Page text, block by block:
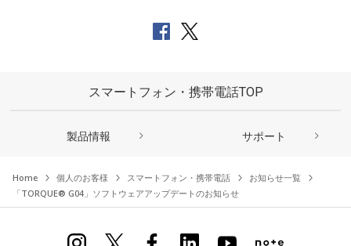
スマートフォン・携帯電話TOP
製品情報 サポート
Home 個人のお客様 スマートフォン・携帯電話
お知らせ一覧
「TORQUE® G04」ソフトウェアアップデートのお知らせ